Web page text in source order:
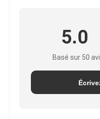
5.0
Basé sur 50